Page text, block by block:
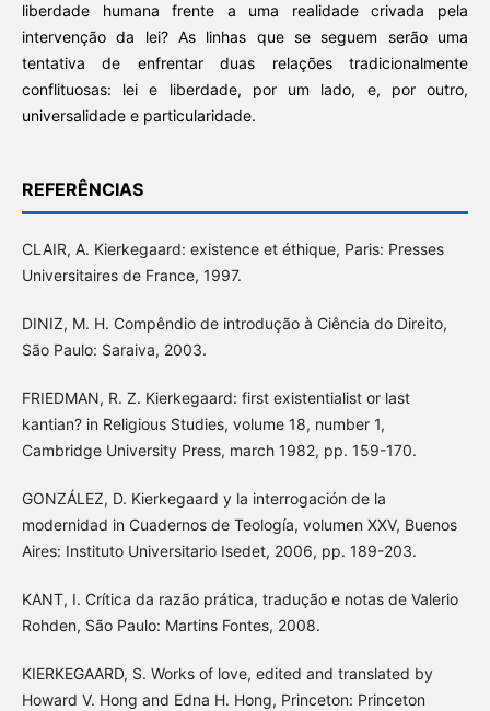
liberdade humana frente a uma realidade crivada pela
intervenção da lei? As linhas que se seguem serão uma
tentativa de enfrentar duas relações tradicionalmente
conflituosas: lei e liberdade, por um lado, e, por outro,
universalidade e particularidade.
REFERÊNCIAS
CLAIR, A. Kierkegaard: existence et éthique, Paris: Presses
Universitaires de France, 1997.
DINIZ, M. H. Compêndio de introdução à Ciência do Direito,
São Paulo: Saraiva, 2003.
FRIEDMAN, R. Z. Kierkegaard: first existentialist or last
kantian? in Religious Studies, volume 18, number 1,
Cambridge University Press, march 1982, pp. 159-170.
GONZÁLEZ, D. Kierkegaard y la interrogación de la
modernidad in Cuadernos de Teología, volumen XXV, Buenos
Aires: Instituto Universitario Isedet, 2006, pp. 189-203.
KANT, I. Crítica da razão prática, tradução e notas de Valerio
Rohden, São Paulo: Martins Fontes, 2008.
KIERKEGAARD, S. Works of love, edited and translated by
Howard V. Hong and Edna H. Hong, Princeton: Princeton